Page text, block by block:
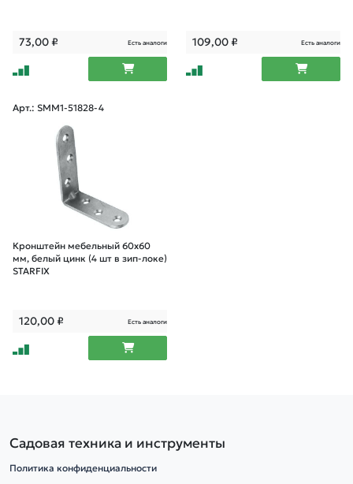
73,00₽ Есть аналоги 109,00₽ Есть аналоги
Арт.: SMM1-51828-4
Кронштейн мебельный 60х60
мм, белый цинк (4 шт в зип-локе)
STARFIX
120,00₽ Есть аналоги
Садовая техника и инструменты
Политика конфиденциальности